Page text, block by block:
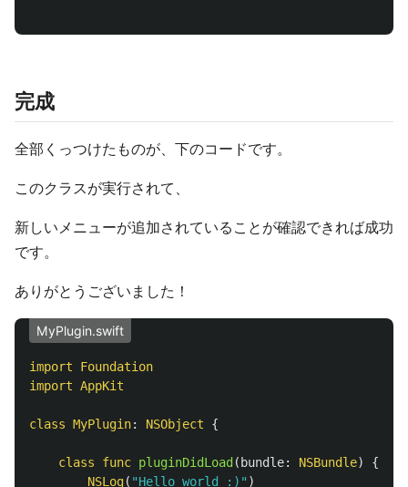
完成
全部くっつけたものが、下のコードです。
このクラスが実行されて、
新しいメニューが追加されていることが確認できれば成功
です。
ありがとうございました！
MyPlugin.swift
import
Foundation
import AppKit
class MyPlugin: NSObject {
class func pluginDidLoad ( bundle: NSBundle)
{
NSLog( "Hello world :)" )